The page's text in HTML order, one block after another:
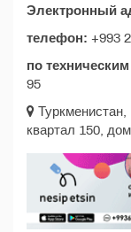
Электронный
телефон: +993
по
95
квартал 150,